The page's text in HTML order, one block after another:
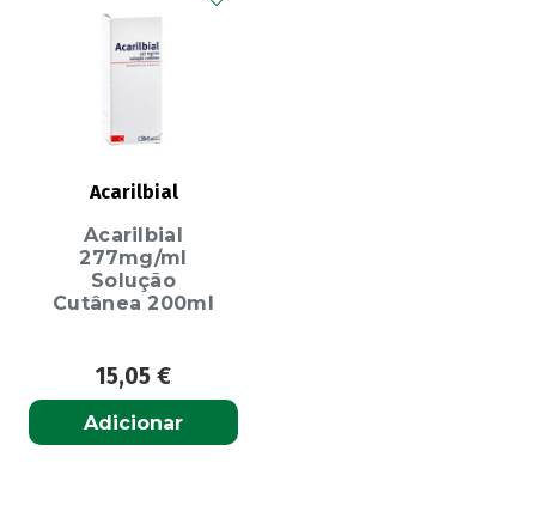
Acarilbial
Acarilbial
277mg/ml
Solução
Cutânea 200ml
15,05 €
Adicionar